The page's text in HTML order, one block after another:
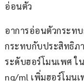
อ่อนตัว
อาการอ่อนตัวกระท
กระทบกับประสิทธิภ
ระดับฮอร์โมนเพศ ใ
ng/ml เพิ่มฮอร์โมน